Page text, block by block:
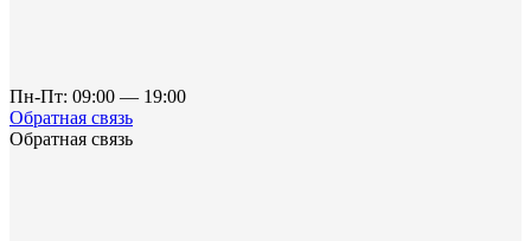
Пн-Пт: 09:00 — 19:00
Обратная связь
Обратная связь